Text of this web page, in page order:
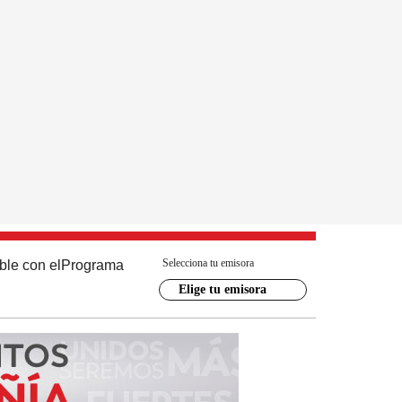
con el Programa Selecciona tu emisora
Elige tu emisora